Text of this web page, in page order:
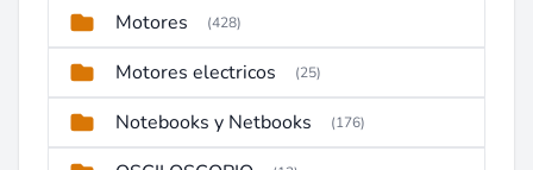
Motores (428)
Motores electricos (25)
Notebooks y Netbooks (176)